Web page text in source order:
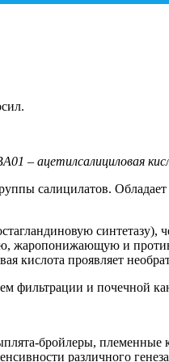
– ацетилсалициловая
салицилатов.
жаропонижающую и
кислота проявляет
фильтрации и почечной
бройлеры,
различного